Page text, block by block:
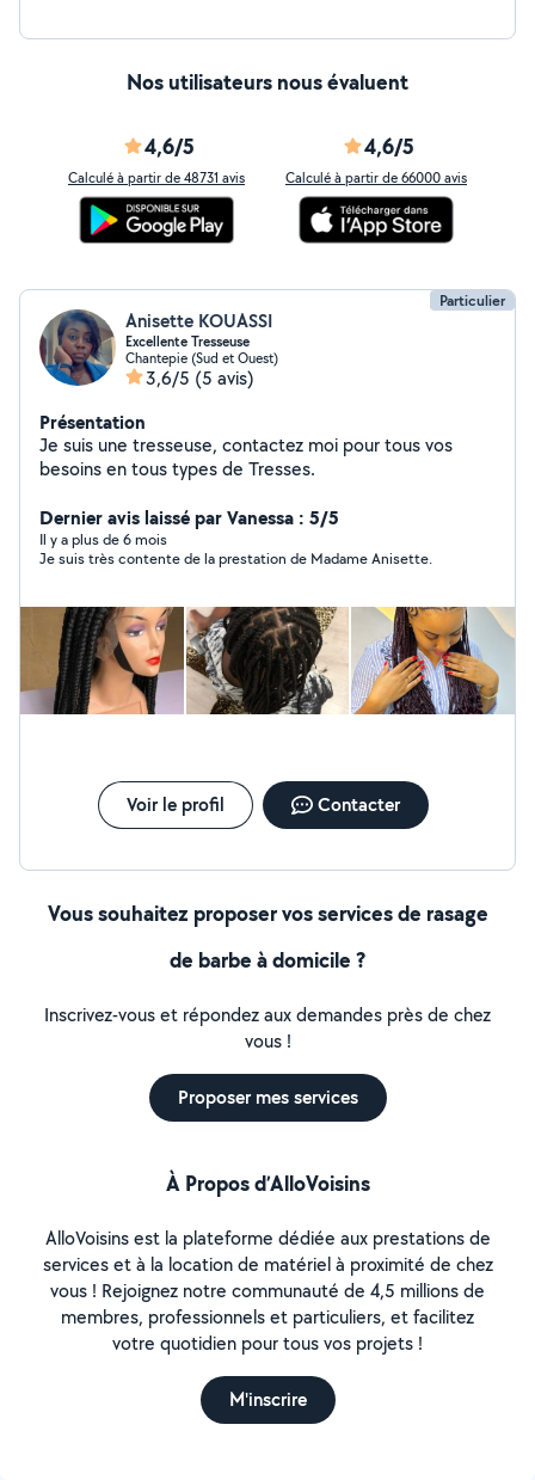
Nos utilisateurs nous évaluent
4,6/5
Calculé à partir de 48731 avis
4,6/5
Calculé à partir de 66000 avis
Particulier
Anisette KOUASSI
Excellente Tresseuse
Chantepie (Sud et Ouest)
3,6/5 (5 avis)
Présentation
Je suis une tresseuse, contactez moi pour tous vos
besoins en tous types de Tresses.
Dernier avis laissé par Vanessa : 5/5
Il y a plus de 6 mois
Je suis très contente de la prestation de Madame Anisette.
Voir le profil Contacter
Vous souhaitez proposer vos services de rasage
de barbe à domicile ?
Inscrivez-vous et répondez aux demandes près de chez
vous !
Proposer mes services
À Propos d’AlloVoisins
AlloVoisins est la plateforme dédiée aux prestations de
services et à la location de matériel à proximité de chez
vous ! Rejoignez notre communauté de 4,5 millions de
membres, professionnels et particuliers, et facilitez
votre quotidien pour tous vos projets !
M'inscrire